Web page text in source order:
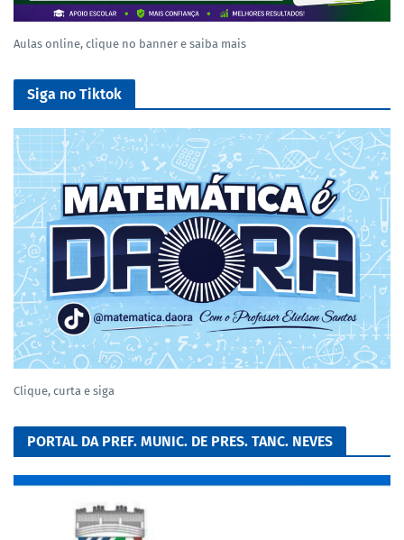
Aulas online, clique no banner e saiba mais
Siga no Tiktok
Clique, curta e siga
PORTAL DA PREF. MUNIC. DE PRES. TANC. NEVES